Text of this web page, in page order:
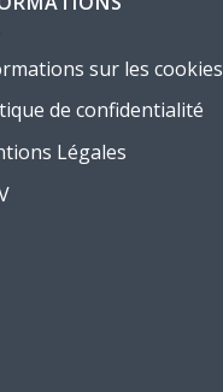
sur les cookies
de confidentialité
Légales